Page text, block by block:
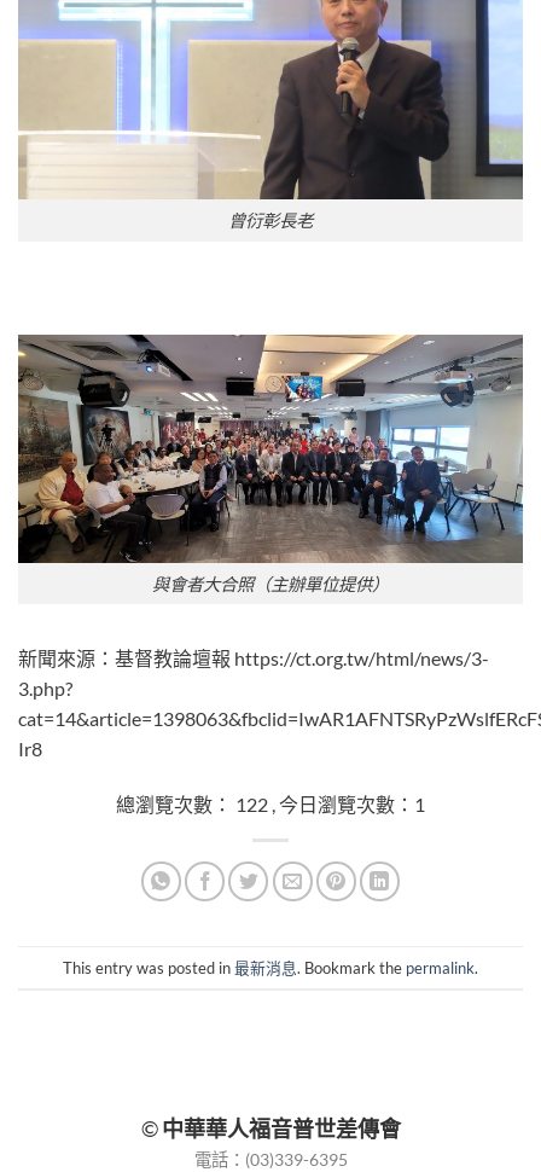
曾衍彰長老
與會者大合照（主辦單位提供）
新聞來源：基督教論壇報 https://ct.org.tw/html/news/3-
3.php?
Ir8
總瀏覽次數： 122 , 今日瀏覽次數：1
This entry was posted in最新消息. Bookmark the permalink.
©中華華人福音普世差傳會
電話：(03)339-6395